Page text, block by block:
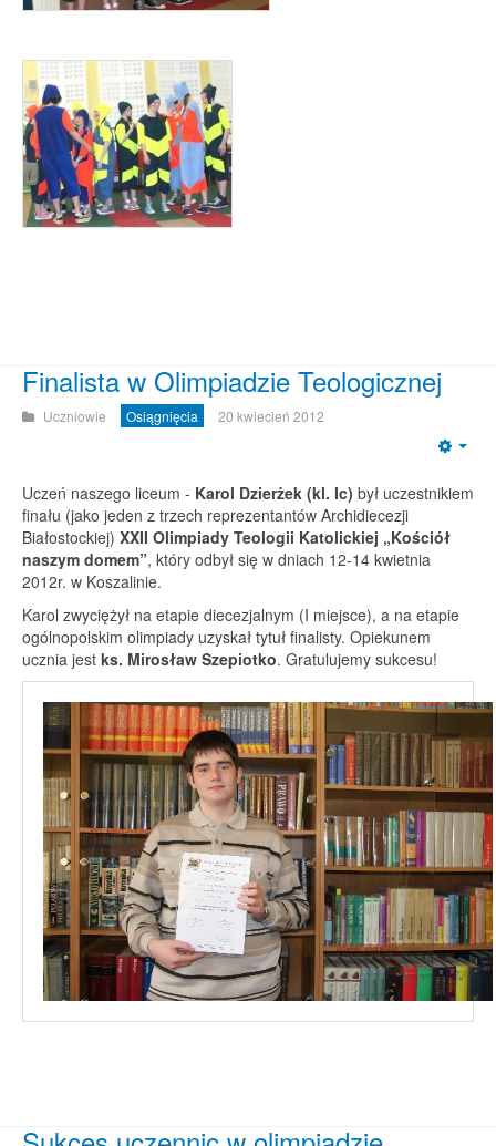
Finalista w Olimpiadzie Teologicznej
Uczniowie Osiągnięcia 20 kwiecień 2012
Uczeń naszego liceum - Karol Dzierżek (kl. Ic) był uczestnikiem
finału (jako jeden z trzech reprezentantów Archidiecezji
Białostockiej) XXII Olimpiady Teologii Katolickiej „Kościół
naszym domem”, który odbył się w dniach 12-14 kwietnia
2012r. w Koszalinie.
Karol zwyciężył na etapie diecezjalnym (I miejsce), a na etapie
ogólnopolskim olimpiady uzyskał tytuł finalisty. Opiekunem
ucznia jest ks. Mirosław Szepiotko. Gratulujemy sukcesu!